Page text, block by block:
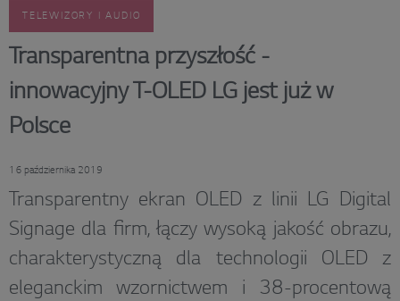
TELEWIZORY I AUDIO
Transparentna przyszłość -
innowacyjny T-OLED LG jest już w
Polsce
16 października 2019
Transparentny ekran OLED z linii LG Digital
Signage dla firm, łączy wysoką jakość obrazu,
charakterystyczną dla technologii OLED z
eleganckim wzornictwem i 38-procentową